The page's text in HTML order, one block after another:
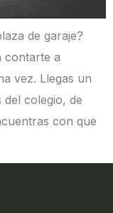
de garaje?
contarte a
vez. Llegas un
colegio, de
con que